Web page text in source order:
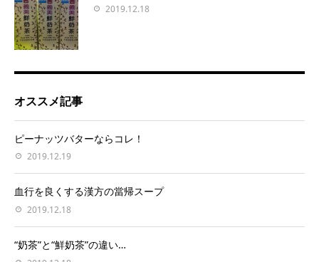
2019.12.18
オススメ記事
ピーナッツバターならコレ！
2019.12.19
血行を良くする漢方の當帰スープ
2019.12.18
“奶茶”と“鮮奶茶”の違い…